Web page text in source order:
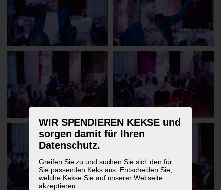
WIR SPENDIEREN KEKSE und
sorgen damit für Ihren
Datenschutz.
Greifen Sie zu und suchen Sie sich den für
Sie passenden Keks aus. Entscheiden Sie,
welche Kekse Sie auf unserer Webseite
akzeptieren.